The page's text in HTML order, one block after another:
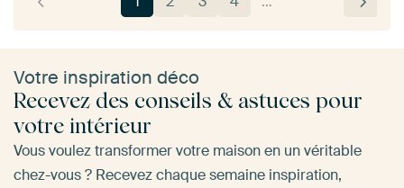
Votre inspiration déco
Recevez des conseils & astuces pour
votre intérieur
Vous voulez transformer votre maison en un véritable
chez-vous ? Recevez chaque semaine inspiration,